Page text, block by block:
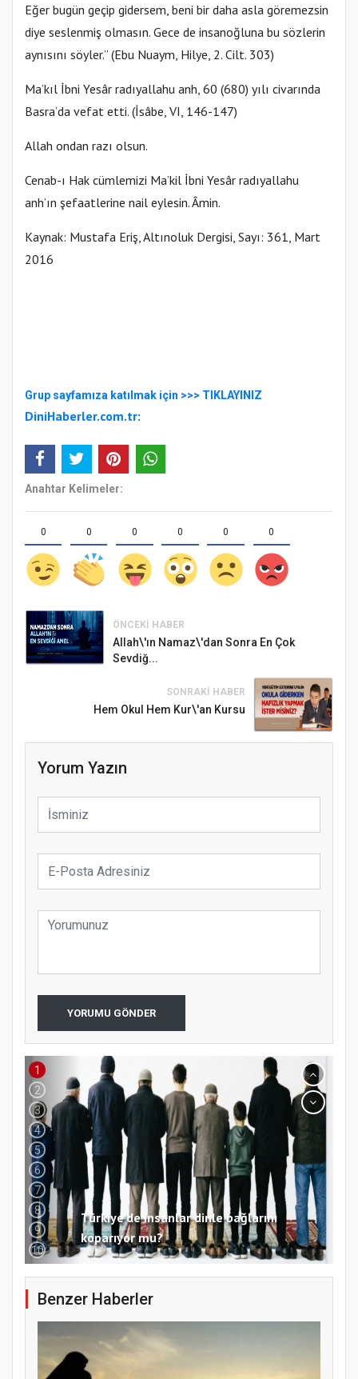
Eğer bugün geçip gidersem, beni bir daha asla göremezsin
diye seslenmiş olmasın. Gece de insanoğluna bu sözlerin
aynısını söyler.” (Ebu Nuaym, Hilye, 2. Cilt. 303)
Ma’kıl İbni Yesâr radıyallahu anh, 60 (680) yılı civarında
Basra’da vefat etti. (İsâbe, VI, 146-147)
Allah ondan razı olsun.
Cenab-ı Hak cümlemizi Ma’kil İbni Yesâr radıyallahu
anh’ın şefaatlerine nail eylesin. Âmin.
Kaynak: Mustafa Eriş, Altınoluk Dergisi, Sayı: 361, Mart
2016
Grup sayfamıza katılmak için >>> TIKLAYINIZ
DiniHaberler.com.tr:
Anahtar Kelimeler:
0 0 0 0 0 0
ÖNCEKI HABER
Allah\'ın Namaz\'dan Sonra En Çok
Sevdiğ...
SONRAKI HABER
Hem Okul Hem Kur\'an Kursu
Yorum Yazın
YORUMU GÖNDER
Samsun Atakum’da Ayasofya Camii
Etkinliği
Türkiye’de insanlar dinle bağlarını
koparıyor mu?
Samsun Atakum’da 15 Temmuz Programı
1
2
3
4
5
6
7
8
9
10
Benzer Haberler